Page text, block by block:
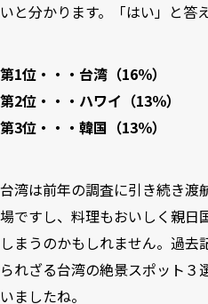
いと分かります。「はい」と答
第1位・・・台湾（16％）
第2位・・・ハワイ（13％）
第3位・・・韓国（13％）
台湾は前年の調査に引き続き渡
場ですし、料理もおいしく親日
しまうのかもしれません。過去
られざる台湾の絶景スポット３
いましたね。